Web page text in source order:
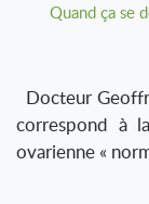
Quand ça se
Docteur
correspond à
ovarienne «